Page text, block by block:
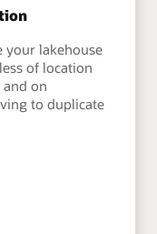
your lakehouse
of location
on
to duplicate